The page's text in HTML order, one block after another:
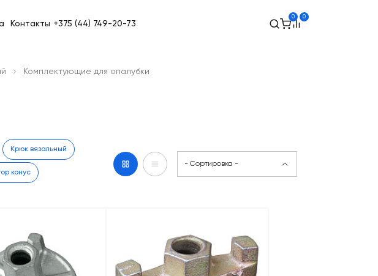
Контакты +375 (44) 749-20-73
0 0
Комплектующие для опалубки
Крюк вязальный
конус
- Сортировка -